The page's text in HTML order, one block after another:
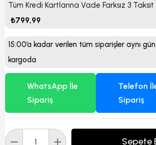
Tüm Kredi Kartlarına Vade Farksız 3 Taksit
₺799,99
15:00’a kadar verilen tüm siparişler aynı gün
kargoda
WhatsApp İle
Sipariş
Telefon
Sipariş